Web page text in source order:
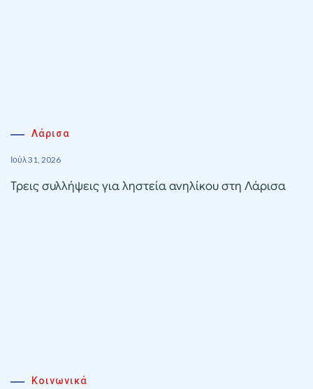
Λάρισα
Ιούλ 31, 2026
Τρεις συλλήψεις για ληστεία ανηλίκου στη Λάρισα
Κοινωνικά